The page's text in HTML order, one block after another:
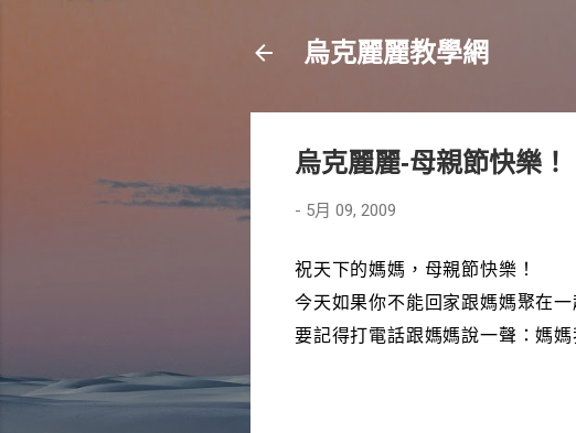
烏克麗麗教學網
烏克麗麗-母親節快樂！
- 5月 09, 2009
祝天下的媽媽，母親節快樂！
今天如果你不能回家跟媽媽聚在一
要記得打電話跟媽媽說一聲：媽媽